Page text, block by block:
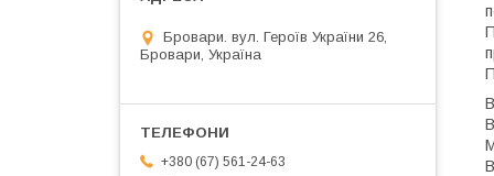
Бровари. вул. Героїв України 26,
Бровари, Україна
+380 (67) 561-24-63